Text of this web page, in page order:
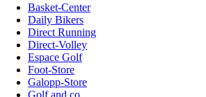
Basket-Center
Daily Bikers
Direct Running
Direct-Volley
Espace Golf
Foot-Store
Galopp-Store
Golf and co